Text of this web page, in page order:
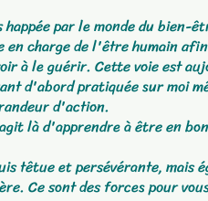
happée par le monde du bien-
en charge de l'être humain
à le guérir. Cette voie est
d'abord pratiquée sur moi
d'action.
là d'apprendre à être en
têtue et persévérante, mais
Ce sont des forces pour